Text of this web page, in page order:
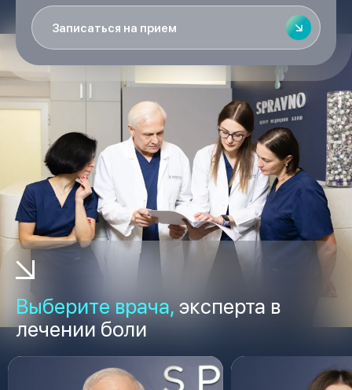
Записаться на прием
Выберите врача, эксперта в
лечении боли